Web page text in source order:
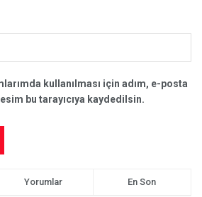
kullanılması için adım, e-posta
bu tarayıcıya kaydedilsin.
Yorumlar En Son